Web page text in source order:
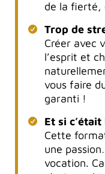
de la fierté,
Trop de
Créer avec
l’esprit et
vous faire
garanti !
Et si
Cette
une
vocation.